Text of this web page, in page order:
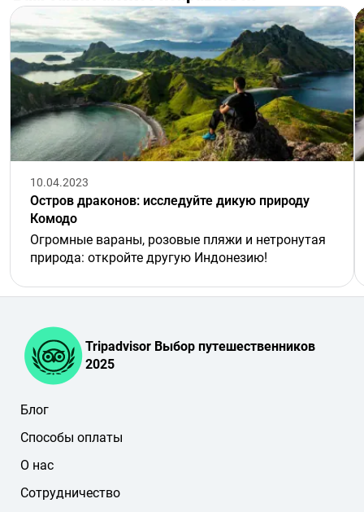
Остров драконов: исследуйте дикую природу
Комодо
10.04.2023
Огромные вараны, розовые пляжи и нетронутая
природа: откройте другую Индонезию!
Tripadvisor Выбор путешественников
2025
Блог
Способы оплаты
О нас
Сотрудничество